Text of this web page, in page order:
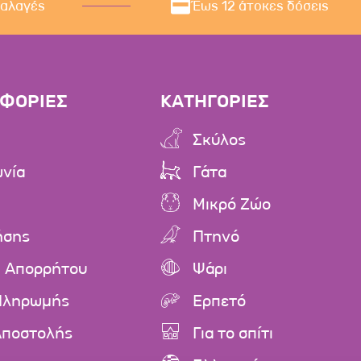
Έως 12 άτοκες δόσεις
Απορρήτου
ΚΑΤΗΓΟΡΙΕΣ
Σκύλος
Γάτα
Μικρό Ζώο
Πτηνό
Ψάρι
Ερπετό
Για το σπίτι